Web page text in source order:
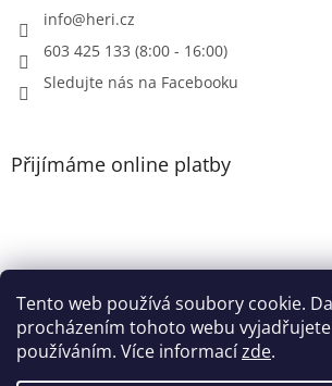
Tento web používá soubory cookie.
procházením tohoto webu
používáním. Více informacízde.
info@heri.cz
603 425 133 (8:00 - 16:00)
Sledujte nás na Facebooku
Přijímáme online platby
Patička